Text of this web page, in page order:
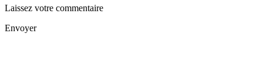
Laissez votre commentaire
Envoyer